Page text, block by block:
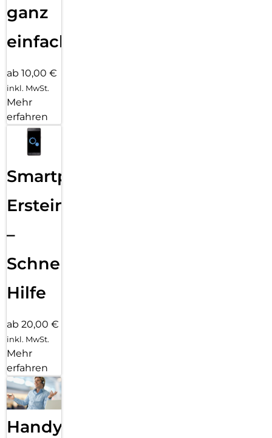
ganz
einfach
ab 10,00 €
inkl. MwSt.
Mehr
erfahren
Smartphone
Ersteinrichtung
–
Schnelle
Hilfe
ab 20,00 €
inkl. MwSt.
Mehr
erfahren
Handy